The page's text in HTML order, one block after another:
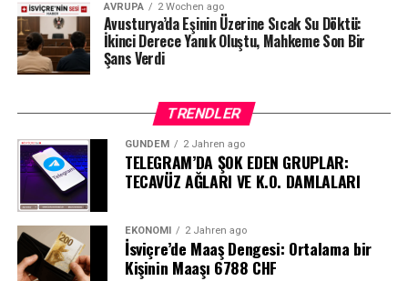
AVRUPA 2 Wochen ago
Avusturya’da Eşinin Üzerine Sıcak Su Döktü:
İkinci Derece Yanık Oluştu, Mahkeme Son Bir
Şans Verdi
TRENDLER
GÜNDEM 2 Jahren ago
TELEGRAM’DA ŞOK EDEN GRUPLAR:
TECAVÜZ AĞLARI VE K.O. DAMLALARI
EKONOMI 2 Jahren ago
İsviçre’de Maaş Dengesi: Ortalama bir
Kişinin Maaşı 6788 CHF